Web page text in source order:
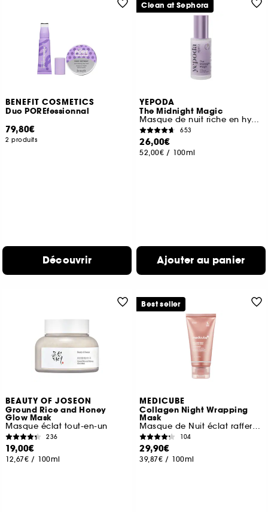
BENEFIT COSMETICS
Duo POREfessionnal
79,80€
2 produits
Découvrir
YEPODA
The Midnight Magic
Masque de nuit riche en hydratation et à l'effet anti-âge
653
26,00€
52,00€ / 100ml
Ajouter au panier
Clean at Sephora
BEAUTY OF JOSEON
Ground Rice and Honey
Glow Mask
Masque éclat tout-en-un
236
19,00€
12,67€ / 100ml
MEDICUBE
Collagen Night Wrapping
Mask
Masque de Nuit éclat raffermissant
104
29,90€
39,87€ / 100ml
Best seller